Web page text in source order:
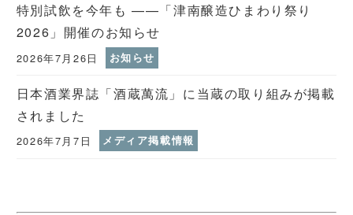
特別試飲を今年も ——「津南醸造ひまわり祭り
2026」開催のお知らせ
2026年7月26日 お知らせ
日本酒業界誌「酒蔵萬流」に当蔵の取り組みが掲載
されました
2026年7月7日 メディア掲載情報